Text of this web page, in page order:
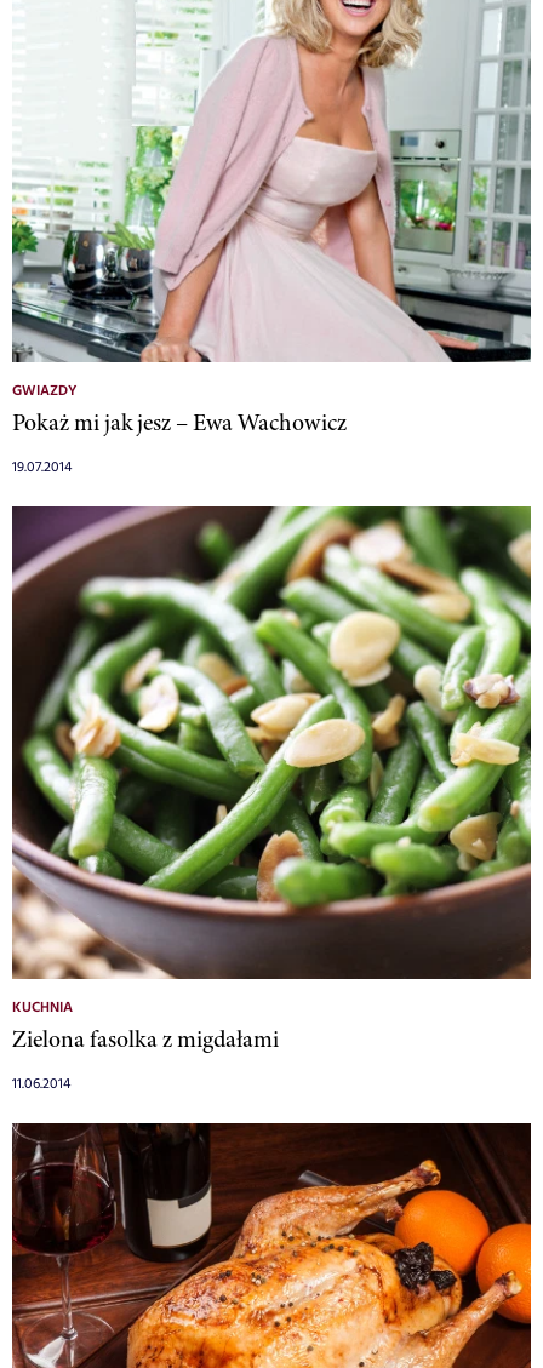
GWIAZDY
Pokaż mi jak jesz – Ewa Wachowicz
19.07.2014
KUCHNIA
Zielona fasolka z migdałami
11.06.2014